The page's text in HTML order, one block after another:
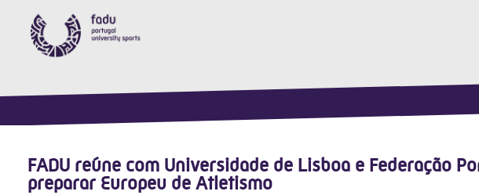
FADU reúne com Universidade de Lisboa e Federação
preparar Europeu de Atletismo